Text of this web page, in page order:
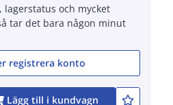
och mycket
tar det bara någon minut
registrera konto
Lägg till i kundvagn